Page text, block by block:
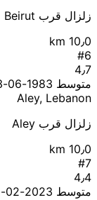
زلزال قرب Beirut
10٫0 km
#6
4٫7
متوسط 1983-06-03 02:04:39 UTC
Aley, Lebanon
زلزال قرب Aley
10٫0 km
#7
4٫4
متوسط 2023-02-22 06:01:19 UTC